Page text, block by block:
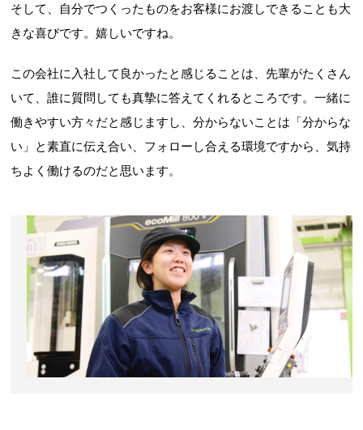
そして、自分でつくったものをお客様にお渡しできることも大
きな喜びです。嬉しいですね。
この会社に入社して良かったと感じることは、先輩がたくさん
いて、誰に質問しても真摯に答えてくれるところです。一緒に
働きやすい方々だと感じますし、分からないことは「分からな
い」と素直に伝え合い、フォローし合える環境ですから、気持
ちよく働けるのだと思います。